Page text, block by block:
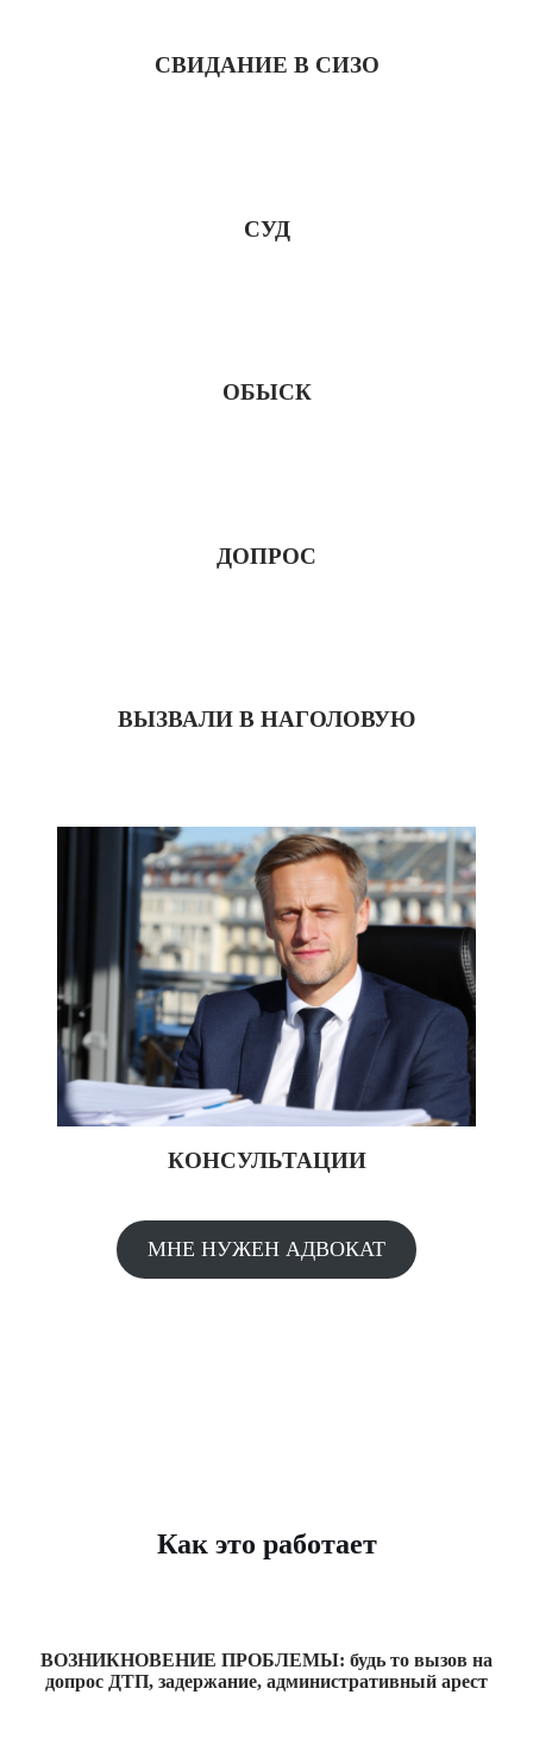
СВИДАНИЕ В СИЗО
СУД
ОБЫСК
ДОПРОС
ВЫЗВАЛИ В НАГОЛОВУЮ
КОНСУЛЬТАЦИИ
МНЕ НУЖЕН АДВОКАТ
Как это работает
ВОЗНИКНОВЕНИЕ ПРОБЛЕМЫ: будь то вызов на
допрос ДТП, задержание, административный арест